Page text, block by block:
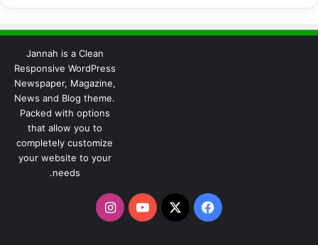
Jannah is a Clean
Responsive WordPress
Newspaper, Magazine,
News and Blog theme.
Packed with options
that allow you to
completely customize
your website to your
needs.
فيسبوك
‫X
‫YouTubeانستقرام